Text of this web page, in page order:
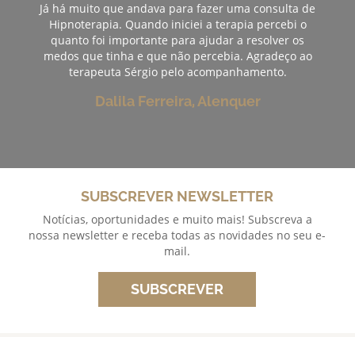
Já há muito que andava para fazer uma consulta de
Hipnoterapia. Quando iniciei a terapia percebi o
quanto foi importante para ajudar a resolver os
medos que tinha e que não percebia. Agradeço ao
terapeuta Sérgio pelo acompanhamento.
Dalila Ferreira, Alenquer
SUBSCREVER NEWSLETTER
Notícias, oportunidades e muito mais! Subscreva a
nossa newsletter e receba todas as novidades no seu e-
mail.
SUBSCREVER